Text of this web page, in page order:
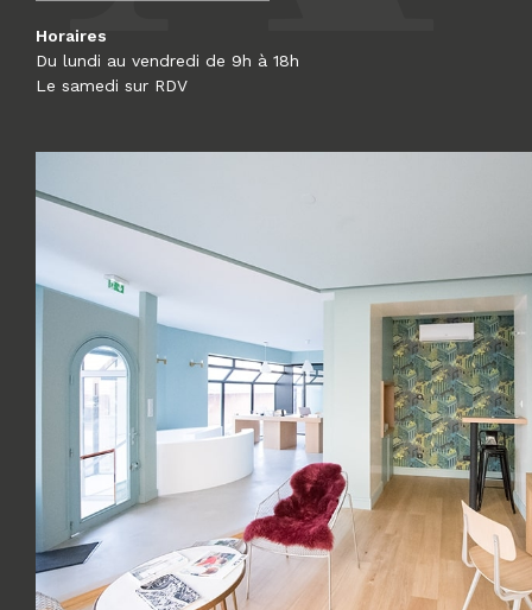
Horaires
Du lundi au vendredi de 9h à 18h
Le samedi sur RDV